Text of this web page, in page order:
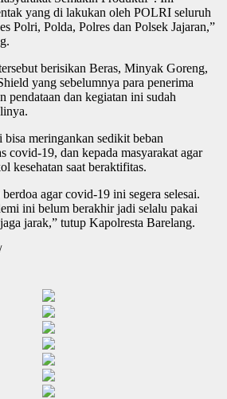
yang di lakukan oleh POLRI seluruh
Polri, Polda, Polres dan Polsek Jajaran,”
berisikan Beras, Minyak Goreng,
yang sebelumnya para penerima
pendataan dan kegiatan ini sudah
meringankan sedikit beban
covid-19, dan kepada masyarakat agar
kesehatan saat beraktifitas.
agar covid-19 ini segera selesai.
ini belum berakhir jadi selalu pakai
jarak,” tutup Kapolresta Barelang.